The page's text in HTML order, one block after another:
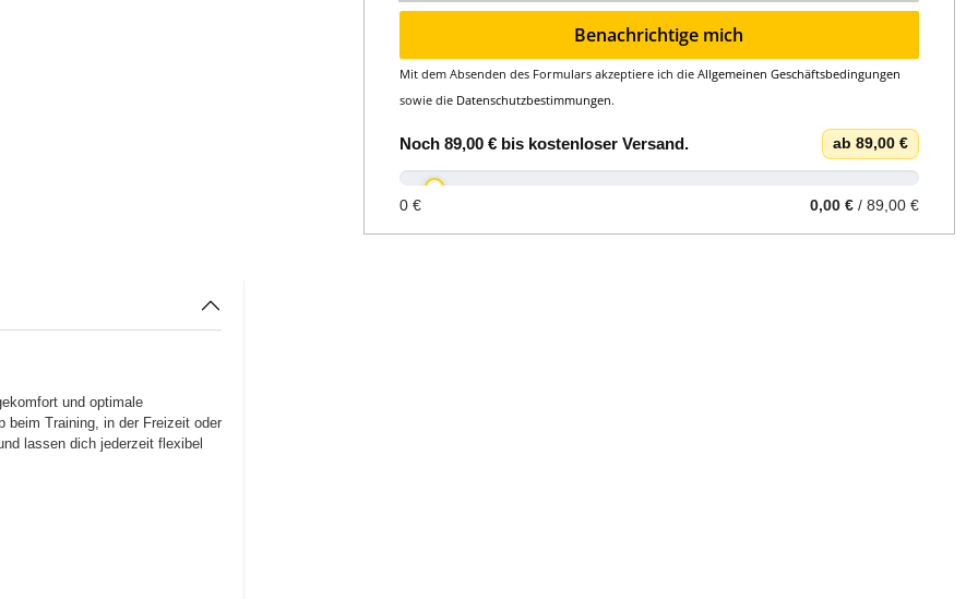
Benachrichtige mich
Mit dem Absenden des Formulars akzeptiere ich die Allgemeinen Geschäftsbedingungen
sowie die Datenschutzbestimmungen.
Noch 89,00 €bis kostenloser Versand. ab 89,00 €
0 € 0,00 € / 89,00 €
und optimale
beim Training, in der Freizeit oder
lassen dich jederzeit flexibel